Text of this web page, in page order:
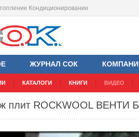
Кондиционирование
ЖУРНАЛ СОК
КАТАЛОГИ КНИГИ ВИДЕО
плит ROCKWOOL